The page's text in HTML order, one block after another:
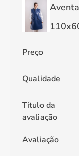
Preço
Qualidade
Título da
avaliação
Avaliação